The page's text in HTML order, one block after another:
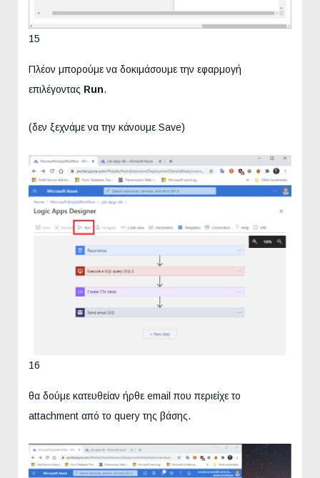
15
Πλέον μπορούμε να δοκιμάσουμε την εφαρμογή
επιλέγοντας Run.
(δεν ξεχνάμε να την κάνουμε Save)
16
θα δούμε κατευθείαν ήρθε email που περιείχε το
attachment από το query της βάσης.